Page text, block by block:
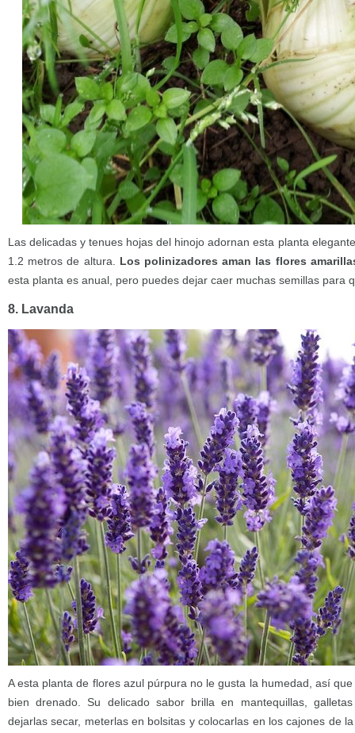
Las delicadas y tenues hojas del hinojo adornan esta planta
1.2 metros de altura. Los polinizadores aman las flores
esta planta es anual, pero puedes dejar caer muchas semillas para
8. Lavanda
A esta planta de flores azul púrpura no le gusta la humedad, así
bien drenado. Su delicado sabor brilla en mantequillas,
dejarlas secar, meterlas en bolsitas y colocarlas en los cajones de